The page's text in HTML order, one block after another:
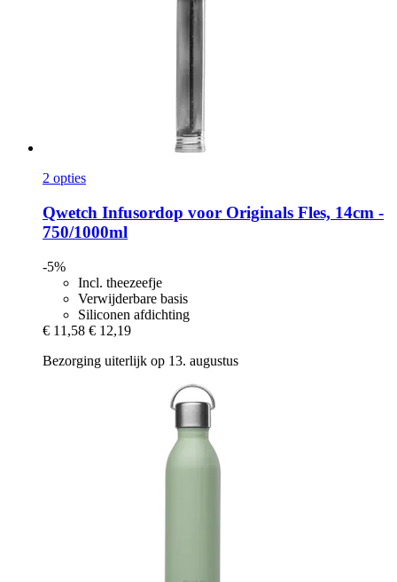
2 opties
Qwetch Infusordop voor Originals Fles, 14cm -​
750/1000ml
-5%
Incl. theezeefje
Verwijderbare basis
Siliconen afdichting
€ 11,58 € 12,19
Bezorging uiterlijk op 13. augustus